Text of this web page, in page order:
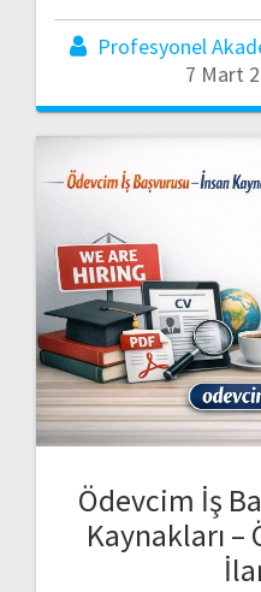
Profesyonel
7 Mart
Ödevcim İş
Kaynakları –